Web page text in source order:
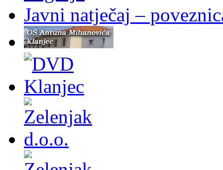
Javni natječaj –